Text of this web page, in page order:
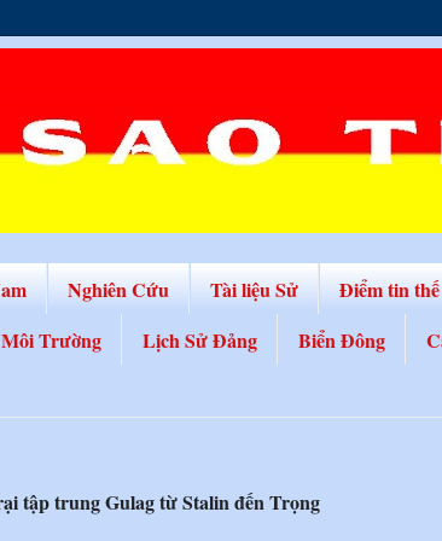
Nghiên Cứu Tài liệu Sử Điểm tin
Trường Lịch Sử Đảng Biển Đông
tập trung Gulag từ Stalin đến Trọng